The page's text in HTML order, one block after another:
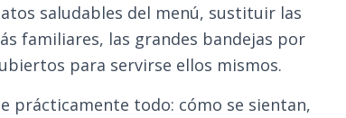
saludables del menú, sustituir las
familiares, las grandes bandejas por
para servirse ellos mismos.
prácticamente todo: cómo se sientan,